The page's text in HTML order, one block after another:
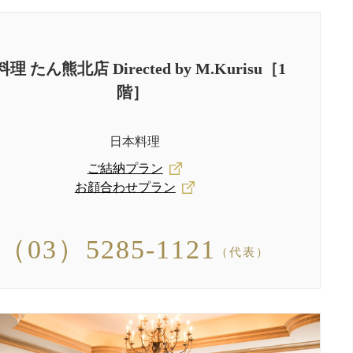
理 たん熊北店 Directed by M.Kurisu［1
階］
日本料理
ご結納プラン
お顔合わせプラン
（03）5285-1121 （代表）